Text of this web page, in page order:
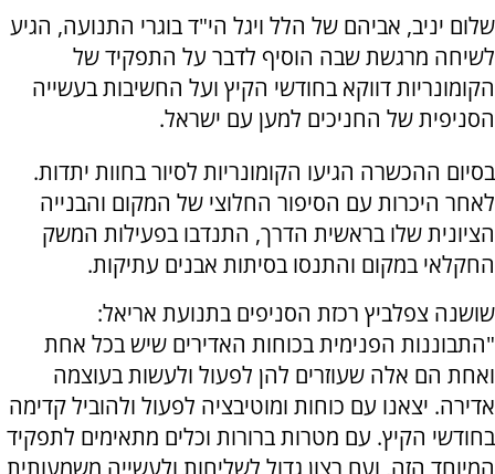
שלום יניב, אביהם של הלל ויגל הי"ד בוגרי התנועה, הגיע
לשיחה מרגשת שבה הוסיף לדבר על התפקיד של
הקומונריות דווקא בחודשי הקיץ ועל החשיבות בעשייה
הסניפית של החניכים למען עם ישראל.
בסיום ההכשרה הגיעו הקומונריות לסיור בחוות יתדות.
לאחר היכרות עם הסיפור החלוצי של המקום והבנייה
הציונית שלו בראשית הדרך, התנדבו בפעילות המשק
החקלאי במקום והתנסו בסיתות אבנים עתיקות.
שושנה צפלביץ רכזת הסניפים בתנועת אריאל:
"התבוננות הפנימית בכוחות האדירים שיש בכל אחת
ואחת הם אלה שעוזרים להן לפעול ולעשות בעוצמה
אדירה. יצאנו עם כוחות ומוטיבציה לפעול ולהוביל קדימה
בחודשי הקיץ. עם מטרות ברורות וכלים מתאימים לתפקיד